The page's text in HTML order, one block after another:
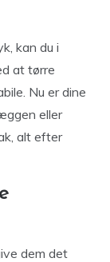
kan du i
at tørre
Nu er dine
eller
alt efter
dem det